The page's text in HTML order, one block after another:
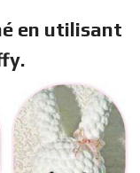
en utilisant